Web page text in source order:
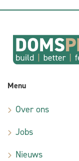
Menu
Over ons
Jobs
Nieuws